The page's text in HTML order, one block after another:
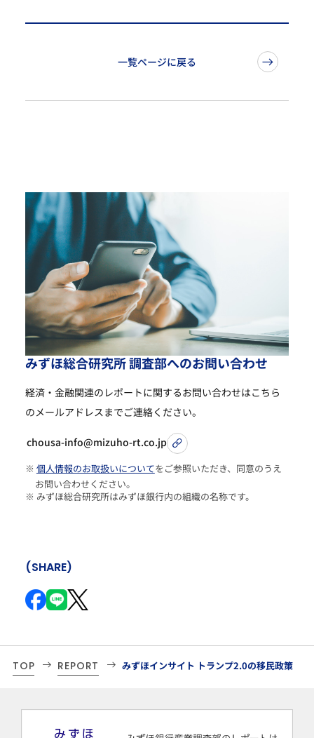
一覧ページに戻る
みずほ総合研究所調査部へのお問い合わせ
経済・金融関連のレポートに関するお問い合わせはこちら
のメールアドレスまでご連絡ください。
chousa-info@mizuho-rt.co.jp
※ 個人情報のお取扱いについてをご参照いただき、同意のうえ
お問い合わせください。
※ みずほ総合研究所はみずほ銀行内の組織の名称です。
(SHARE)
TOP REPORT みずほインサイト トランプ2.0の移民政策